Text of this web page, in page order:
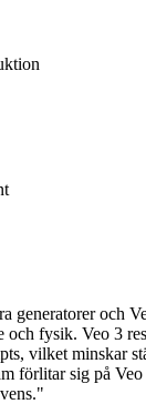
generatorer och
och fysik. Veo 3
vilket minskar
förlitar sig på
"